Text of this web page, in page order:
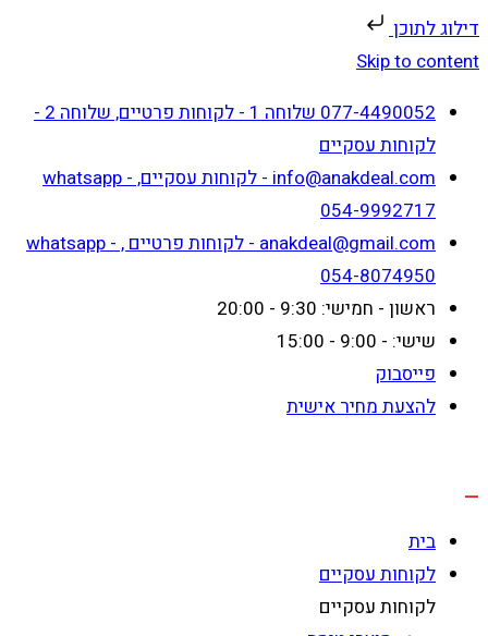
דילוג לתוכן
Skip to content
077-4490052 שלוחה 1 - לקוחות פרטיים, שלוחה 2 -
לקוחות עסקיים
info@anakdeal.com - לקוחות עסקיים, whatsapp -
054-9992717
anakdeal@gmail.com - לקוחות פרטיים , whatsapp -
054-8074950
ראשון - חמישי: 9:30 - 20:00
שישי: - 9:00 - 15:00
פייסבוק
להצעת מחיר אישית
בית
לקוחות עסקיים
לקוחות עסקיים